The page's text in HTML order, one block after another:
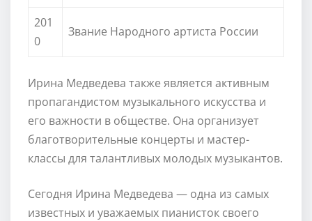
201
0
Звание Народного артиста России
Ирина Медведева также является активным
пропагандистом музыкального искусства и
его важности в обществе. Она организует
благотворительные концерты и мастер-
классы для талантливых молодых музыкантов.
Сегодня Ирина Медведева — одна из самых
известных и уважаемых пианисток своего